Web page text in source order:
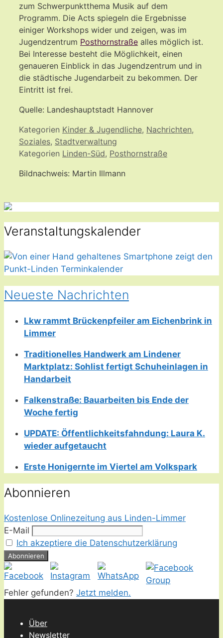
zum Schwerpunktthema Musik auf dem
Programm. Die Acts spiegeln die Ergebnisse
einiger Workshops wider und zeigen, was im
Jugendzentrum Posthornstraße alles möglich ist.
Bei Interesse besteht die Möglichkeit, einen
genaueren Einblick in das Jugendzentrum und in
die städtische Jugendarbeit zu bekommen. Der
Eintritt ist frei.
Quelle: Landeshauptstadt Hannover
Kategorien Kinder & Jugendliche, Nachrichten,
Soziales, Stadtverwaltung
Kategorien Linden-Süd, Posthornstraße
Bildnachweis: Martin Illmann
Veranstaltungskalender
Neueste Nachrichten
Lkw rammt Brückenpfeiler am Eichenbrink in
Limmer
Traditionelles Handwerk am Lindener
Marktplatz: Sohlist fertigt Schuheinlagen in
Handarbeit
Falkenstraße: Bauarbeiten bis Ende der
Woche fertig
UPDATE: Öffentlichkeitsfahndung: Laura K.
wieder aufgetaucht
Erste Honigernte im Viertel am Volkspark
Abonnieren
Kostenlose Onlinezeitung aus Linden-Limmer
E-Mail
Ich akzeptiere die Datenschutzerklärung
Fehler gefunden? Jetzt melden.
Über
Newsletter